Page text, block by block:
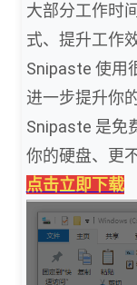
大部分工作时
式、提升工作效
Snipaste 使用
进一步提升你
Snipaste 是免
你的硬盘、更
点击立即下载